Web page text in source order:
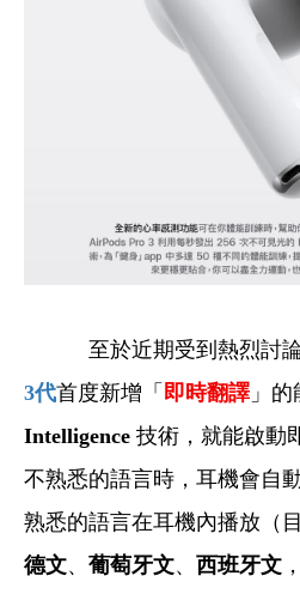
至於近期受到熱烈討論
3代首度新增「 即時翻譯 」
Intelligence 技術，就能啟動
不熟悉的語言時，耳機會自
熟悉的語言在耳機內播放（
德文、 葡萄牙文、 西班牙文